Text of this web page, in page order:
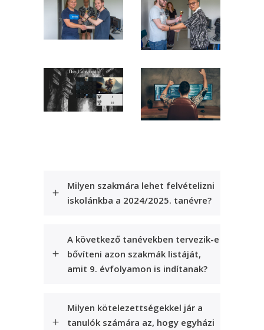
Milyen szakmára lehet felvételizni
iskolánkba a 2024/2025. tanévre?
A következő tanévekben tervezik-e
bővíteni azon szakmák listáját,
amit 9. évfolyamon is indítanak?
Milyen kötelezettségekkel jár a
tanulók számára az, hogy egyházi